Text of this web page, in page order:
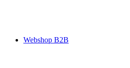
Webshop B2B